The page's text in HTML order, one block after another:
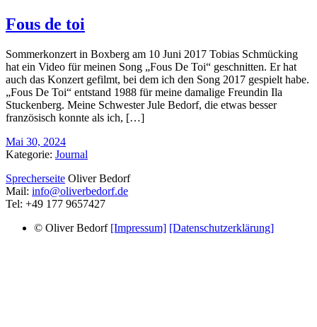
Fous de toi
Sommerkonzert in Boxberg am 10 Juni 2017 Tobias Schmücking
hat ein Video für meinen Song „Fous De Toi“ geschnitten. Er hat
auch das Konzert gefilmt, bei dem ich den Song 2017 gespielt habe.
„Fous De Toi“ entstand 1988 für meine damalige Freundin Ila
Stuckenberg. Meine Schwester Jule Bedorf, die etwas besser
französisch konnte als ich, […]
Mai 30, 2024
Kategorie: Journal
Sprecherseite Oliver Bedorf
Mail: info@oliverbedorf.de
Tel: +49 177 9657427
© Oliver Bedorf [Impressum] [Datenschutzerklärung]